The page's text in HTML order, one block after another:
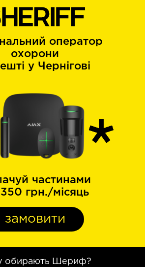
оператор
охорони
у Чернігові
замовити
частинами
350 грн./місяць
обирають Шериф?